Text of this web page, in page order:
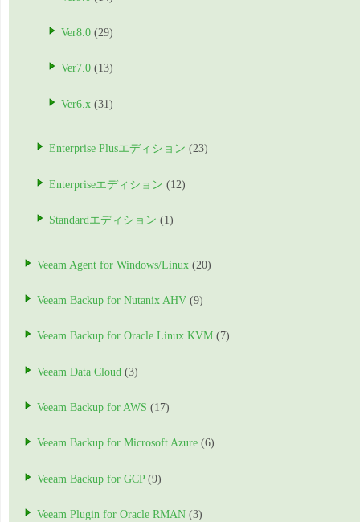
Ver8.0 (29)
Ver7.0 (13)
Ver6.x (31)
Enterprise Plusエディション (23)
Enterpriseエディション (12)
Standardエディション (1)
Veeam Agent for Windows/Linux (20)
Veeam Backup for Nutanix AHV (9)
Veeam Backup for Oracle Linux KVM (7)
Veeam Data Cloud (3)
Veeam Backup for AWS (17)
Veeam Backup for Microsoft Azure (6)
Veeam Backup for GCP(9)
Veeam Plugin for Oracle RMAN (3)